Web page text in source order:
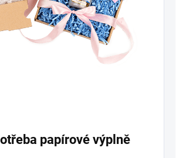
papírové výplně